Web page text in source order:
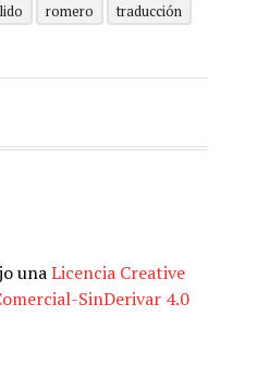
romero traducción
unaLicencia Creative
SinDerivar 4.0